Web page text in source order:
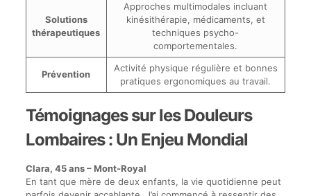
Solutions
thérapeutiques
Approches multimodales incluant
kinésithérapie, médicaments, et
techniques psycho-
comportementales.
Prévention
Activité physique régulière et bonnes
pratiques ergonomiques au travail.
Témoignages sur les Douleurs
Lombaires : Un Enjeu Mondial
Clara, 45 ans – Mont-Royal
En tant que mère de deux enfants, la vie quotidienne peut